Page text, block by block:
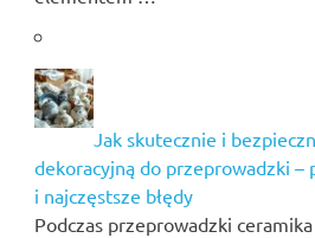
Jak skutecznie i
dekoracyjną do przeprowadzki –
i najczęstsze błędy
Podczas przeprowadzki